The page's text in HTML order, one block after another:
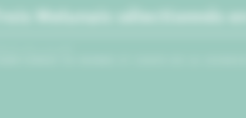
Trois Melunais sélectionnés